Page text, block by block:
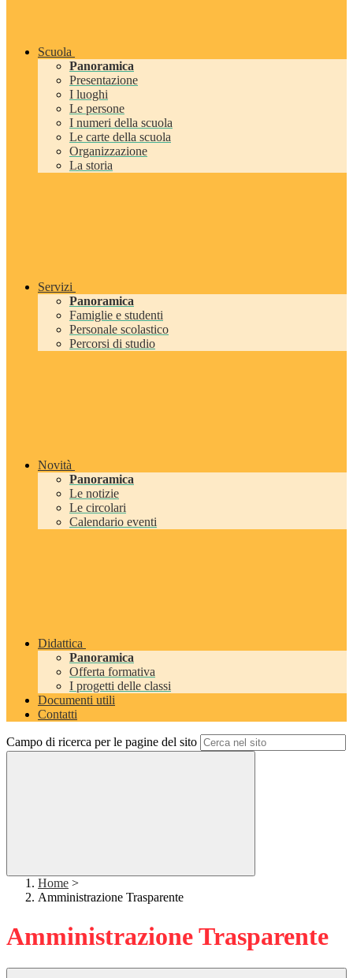
Scuola
Panoramica
Presentazione
I luoghi
Le persone
I numeri della scuola
Le carte della scuola
Organizzazione
La storia
Servizi
Panoramica
Famiglie e studenti
Personale scolastico
Percorsi di studio
Novità
Panoramica
Le notizie
Le circolari
Calendario eventi
Didattica
Panoramica
Offerta formativa
I progetti delle classi
Documenti utili
Contatti
Campo di ricerca per le pagine del sito
Home >
Amministrazione Trasparente
Amministrazione Trasparente